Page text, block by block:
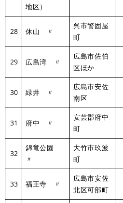
地区）
28 休山 〃
呉市警固屋
町
29 広島湾 〃
広島市佐伯
区ほか
30 緑井 〃
広島市安佐
南区
31 府中 〃
安芸郡府中
町
32
錦竜公園
〃
大竹市玖波
町
33 福王寺 〃
広島市安佐
北区可部町